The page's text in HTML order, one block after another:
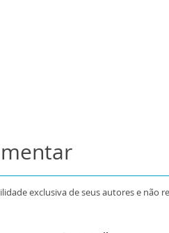
exclusiva de seus autores e não